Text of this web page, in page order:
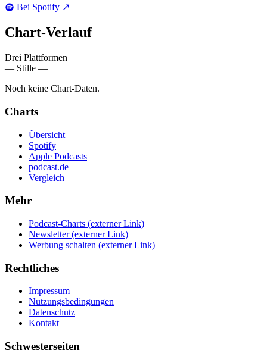
Bei Spotify ↗
Chart-Verlauf
Drei Plattformen
— Stille —
Noch keine Chart-Daten.
Charts
Übersicht
Spotify
Apple Podcasts
podcast.de
Vergleich
Mehr
Podcast-Charts (externer Link)
Newsletter (externer Link)
Werbung schalten (externer Link)
Rechtliches
Impressum
Nutzungsbedingungen
Datenschutz
Kontakt
Schwesterseiten